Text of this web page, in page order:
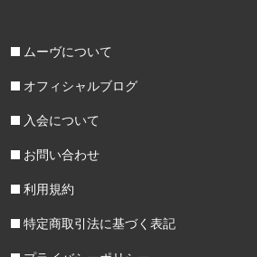
ムーヴについて
オフィシャルブログ
入会について
お問い合わせ
利用規約
特定商取引法に基づく表記